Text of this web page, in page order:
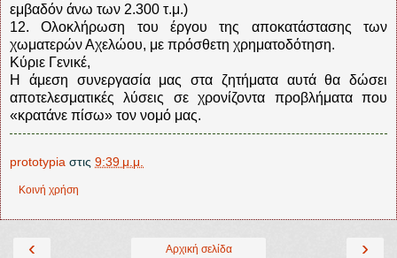
εμβαδόν άνω των 2.300 τ.μ.)
12. Ολοκλήρωση του έργου της αποκατάστασης των
χωματερών Αχελώου, με πρόσθετη χρηματοδότηση.
Κύριε Γενικέ,
Η άμεση συνεργασία μας στα ζητήματα αυτά θα δώσει
αποτελεσματικές λύσεις σε χρονίζοντα προβλήματα που
«κρατάνε πίσω» τον νομό μας.
prototypia στις 9:39 μ.μ.
Κοινή χρήση
‹ ›
Αρχική σελίδα